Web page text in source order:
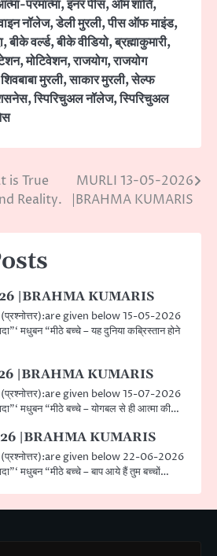
परमात्मा,इनर पीस,ओम शांति,
नॉलेज,डेली मुरली,पीस ऑफ माइंड,
,बीके वर्ल्ड,बीके वीडियो,ब्रह्माकुमारी,
,मोटिवेशन,राजयोग,राजयोग
शिवबाबा मुरली,साकार मुरली,सेल्फ
,स्पिरिचुअल नॉलेज,स्पिरिचुअल
is True
Reality.
MURLI 13-05-2026
|BRAHMA KUMARIS
|BRAHMA KUMARIS
given below 15-05-2026
मधुबन “मीठे बच्चे – यह दुनिया कब्रिस्तान होने
|BRAHMA KUMARIS
given below 15-07-2026
मधुबन “मीठे बच्चे – योगबल से ही आत्मा की…
|BRAHMA KUMARIS
given below 22-06-2026
मधुबन “मीठे बच्चे – बाप आये हैं तुम बच्चों…